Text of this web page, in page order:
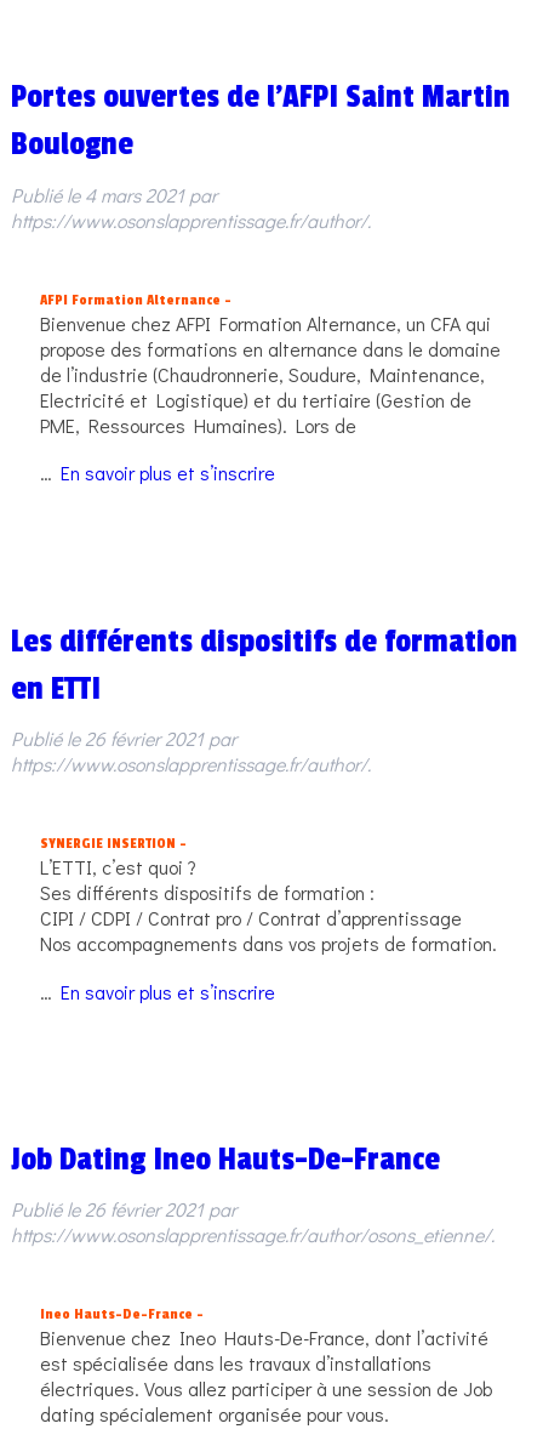
Portes ouvertes de l’AFPI Saint Martin
Boulogne
Publié le4 mars 2021par
https://www.osonslapprentissage.fr/author/.
AFPI Formation Alternance –
Bienvenue chez AFPI Formation Alternance, un CFA qui
propose des formations en alternance dans le domaine
de l’industrie (Chaudronnerie, Soudure, Maintenance,
Electricité et Logistique) et du tertiaire (Gestion de
PME, Ressources Humaines). Lors de
… En savoir plus et s’inscrire
Les différents dispositifs de formation
en ETTI
Publié le26 février 2021par
https://www.osonslapprentissage.fr/author/.
SYNERGIE INSERTION –
L’ETTI, c’est quoi ?
Ses différents dispositifs de formation :
CIPI / CDPI / Contrat pro / Contrat d’apprentissage
Nos accompagnements dans vos projets de formation.
… En savoir plus et s’inscrire
Job Dating Ineo Hauts-De-France
Publié le26 février 2021par
https://www.osonslapprentissage.fr/author/osons_etienne/.
Ineo Hauts-De-France –
Bienvenue chez Ineo Hauts-De-France, dont l’activité
est spécialisée dans les travaux d’installations
électriques. Vous allez participer à une session de Job
dating spécialement organisée pour vous.